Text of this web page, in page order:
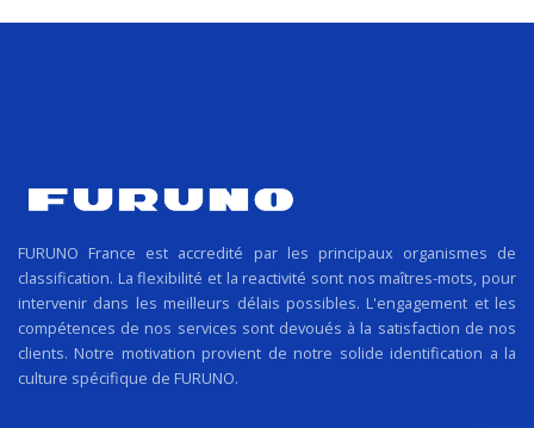
FURUNO France est accredité par les principaux organismes de
classification. La flexibilité et la reactivité sont nos maîtres-mots, pour
intervenir dans les meilleurs délais possibles. L'engagement et les
compétences de nos services sont devoués à la satisfaction de nos
clients. Notre motivation provient de notre solide identification a la
culture spécifique de FURUNO.